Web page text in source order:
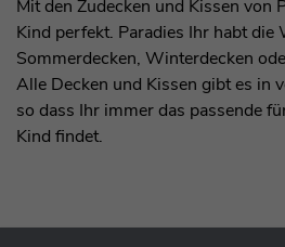
Mit den Zudecken und Kissen von
Kind perfekt. Paradies Ihr habt die
Sommerdecken, Winterdecken
Alle Decken und Kissen gibt es in
so dass Ihr immer das passende
Kind findet.